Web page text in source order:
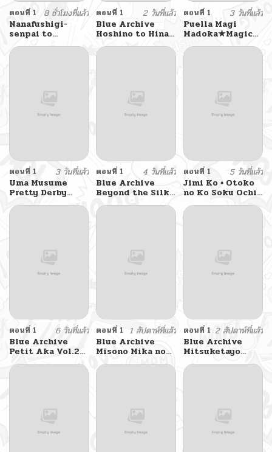
ตอนที่ 1
8 ชั่วโมงที่แล้ว
Nanafushigi-
senpai to
Tetsujin-kun
ตอนที่ 1
2 วันที่แล้ว
Blue Archive
Hoshino to Hina
ga Sensei ni
masseji sareru
ตอนที่ 1
3 วันที่แล้ว
Puella Magi
Madoka★Magica
– Divine
Intervention
ตอนที่ 1
3 วันที่แล้ว
Uma Musume
Pretty Derby
Beyond the
Golden Voyage
ตอนที่ 1
4 วันที่แล้ว
Blue Archive
Beyond the Silk
Road By fuyakero
ตอนที่ 1
5 วันที่แล้ว
Jimi Ko × Otoko
no Ko Soku Ochi
2-koma
ตอนที่ 1
6 วันที่แล้ว
Blue Archive
Petit Aka Vol.2
By Mirun
ตอนที่ 1 1 สัปดาห์ที่แล้ว
Blue Archive
Misono Mika no
Archive 2 By
UTAKA
ตอนที่ 1 2 สัปดาห์ที่แล้ว
Blue Archive
Mitsuketayo
Hoshino-chan By
ko9m02